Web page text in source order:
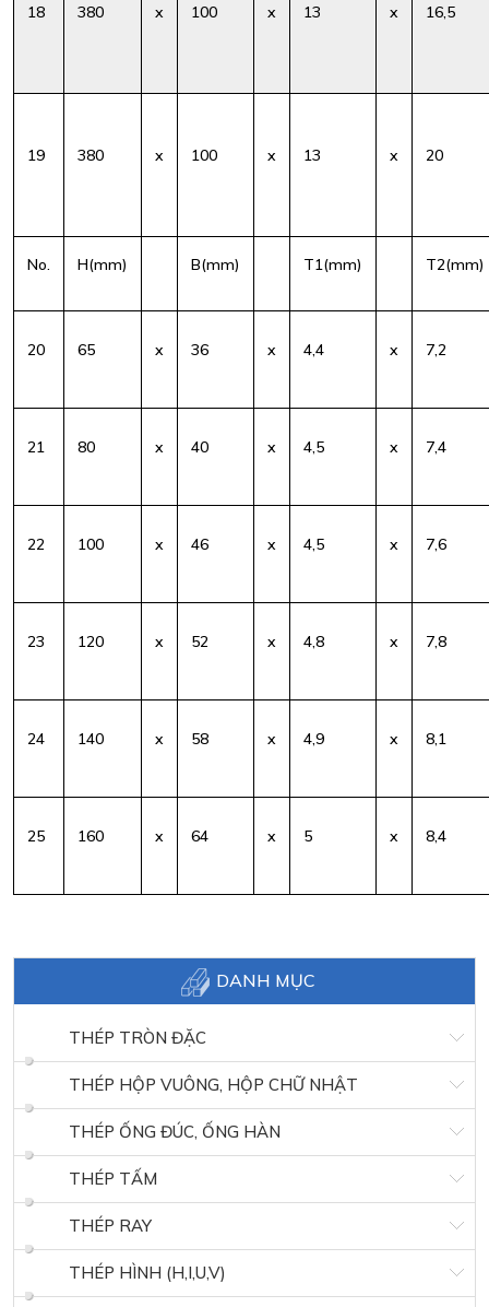
18 380 x 100 x 13 x 16,5
19 380 x 100 x 13 x 20
No. H(mm) B(mm) T1(mm) T2(mm)
20 65 x 36 x 4,4 x 7,2
21 80 x 40 x 4,5 x 7,4
22 100 x 46 x 4,5 x 7,6
23 120 x 52 x 4,8 x 7,8
24 140 x 58 x 4,9 x 8,1
25 160 x 64 x 5 x 8,4
DANH MỤC
THÉP TRÒN ĐẶC
THÉP HỘP VUÔNG, HỘP CHỮ NHẬT
THÉP ỐNG ĐÚC, ỐNG HÀN
THÉP TẤM
THÉP RAY
THÉP HÌNH (H,I,U,V)